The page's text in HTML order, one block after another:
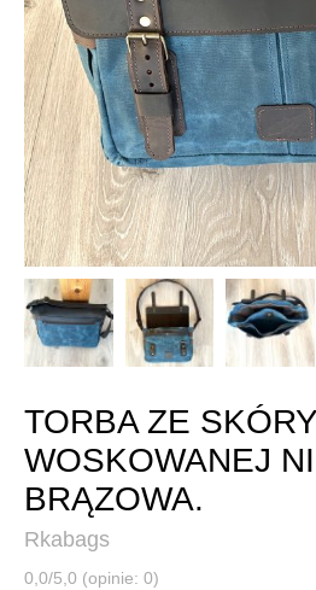
TORBA ZE
WOSKOWANEJ
BRĄZOWA.
Rkabags
0,0/5,0 (opinie: 0)